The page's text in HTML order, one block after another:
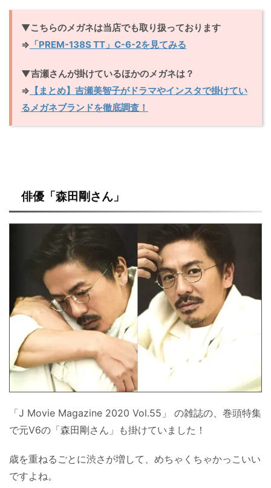
▼こちらのメガネは当店でも取り扱っております
⇒ 「PREM-138S TT」C-6-2を見てみる
▼吉瀬さんが掛けているほかのメガネは？
⇒ 【まとめ】吉瀬美智子がドラマやインスタで掛けてい
るメガネブランドを徹底調査！
俳優「森田剛さん」
「J Movie Magazine 2020 Vol.55」 の雑誌の、巻頭特集
で元V6の「森田剛さん」も掛けていました！
歳を重ねるごとに渋さが増して、めちゃくちゃかっこいい
ですよね。